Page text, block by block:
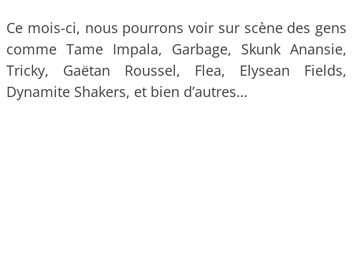
Ce mois-ci, nous pourrons voir sur scène des gens
comme Tame Impala, Garbage, Skunk Anansie,
Tricky, Gaëtan Roussel, Flea, Elysean Fields,
Dynamite Shakers, et bien d’autres…